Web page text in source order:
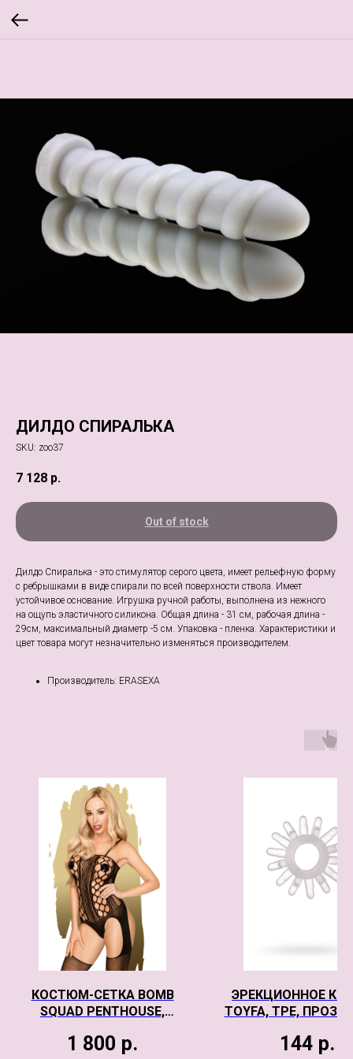
ДИЛДО СПИРАЛЬКА
SKU: zoo37
7 128 р.
Out of stock
Дилдо Спиралька - это стимулятор серого цвета, имеет рельефную форму
с ребрышками в виде спирали по всей поверхности ствола. Имеет
устойчивое основание. Игрушка ручной работы, выполнена из нежного
на ощупь эластичного силикона. Общая длина - 31 см, рабочая длина -
29см, максимальный диаметр -5 см. Упаковка - пленка. Характеристики и
цвет товара могут незначительно изменяться производителем.
Производитель: ERASEXA
КОСТЮМ-СЕТКА BOMB
SQUAD PENTHOUSE,
1 800 р.
ЭРЕКЦИОННОЕ
TOYFA, TPE,
144 р.